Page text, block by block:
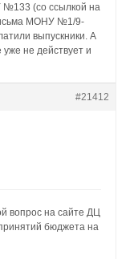
№133 (со ссылкой на
МОНУ №1/9-
выпускники. А
уже не действует и
#21412
вопрос на сайте ДЦ
бюджета на